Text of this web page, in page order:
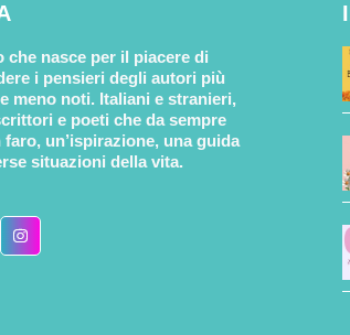
che nasce per il piacere di
i pensieri degli autori più
meno noti. Italiani e stranieri,
e poeti che da sempre
un’ispirazione, una guida
situazioni della vita.